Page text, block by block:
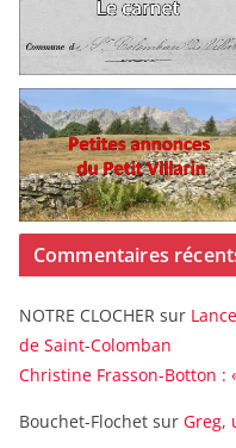
Commentaires
NOTRE CLOCHER sur
de Saint-Colomban
Christine Frasson-Botton :
Bouchet-Flochet sur Greg,